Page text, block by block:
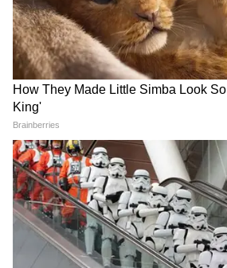
आरक्षण में आय-आधारित कोटे का
केंद्र ने किया विरोध, SC में दिया
LATEST VIDEOS
Modi in IIT Delhi: '1 लाख
बोलूं', देश के युवाओं को Modi ने दिया